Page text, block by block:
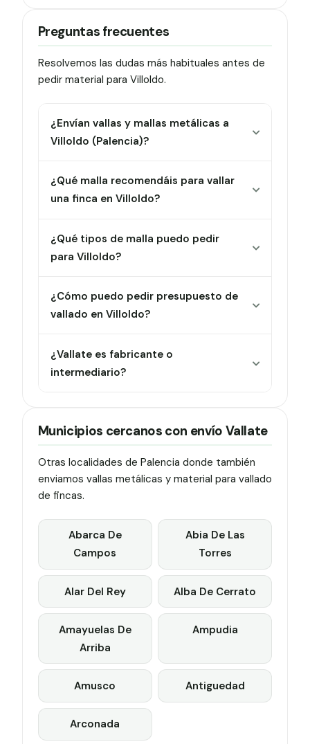
Preguntas frecuentes
Resolvemos las dudas más habituales antes de
pedir material para Villoldo.
¿Envían vallas y mallas metálicas a
Villoldo (Palencia)?
¿Qué malla recomendáis para vallar
una finca en Villoldo?
¿Qué tipos de malla puedo pedir
para Villoldo?
¿Cómo puedo pedir presupuesto de
vallado en Villoldo?
¿Vallate es fabricante o
intermediario?
Municipios cercanos con envío Vallate
Otras localidades de Palencia donde también
enviamos vallas metálicas y material para vallado
de fincas.
Abarca De
Campos
Abia De Las
Torres
Alar Del Rey Alba De Cerrato
Amayuelas De
Arriba
Ampudia
Amusco Antiguedad
Arconada